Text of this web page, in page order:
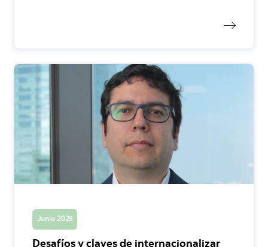
Junio 2025
Desafíos y claves de internacionalizar